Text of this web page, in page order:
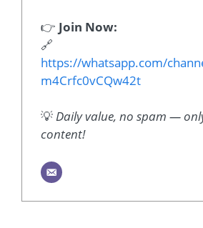
👉 Join Now:
🔗
https://whatsapp.com/
m4Crfc0vCQw42t
💡Daily value, no spam —
content!